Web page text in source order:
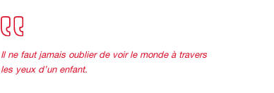
Il ne faut jamais oublier de voir le monde à travers
les yeux d’un enfant.